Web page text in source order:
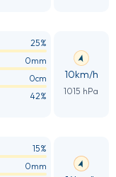
25%
0mm
0cm
42%
10km/h
1015 hPa
15%
0mm